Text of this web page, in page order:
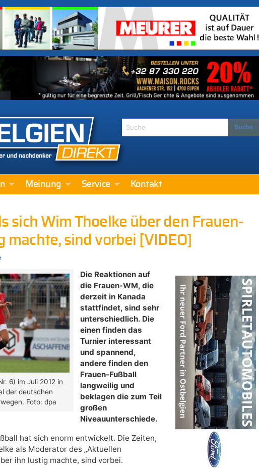
Meinung Service Kontakt
sich Wim Thoelke über den Frauen-
machte, sind vorbei [VIDEO]
6) im Juli 2012 in
der deutschen
Foto: dpa
Die Reaktionen auf
die Frauen-WM, die
derzeit in Kanada
stattfindet, sind sehr
unterschiedlich. Die
einen finden das
Turnier interessant
und spannend,
andere finden den
Frauen-Fußball
langweilig und
beklagen die zum Teil
großen
Niveauunterschiede.
hat sich enorm entwickelt. Die Zeiten,
als Moderator des „Aktuellen
ihn lustig machte, sind vorbei.